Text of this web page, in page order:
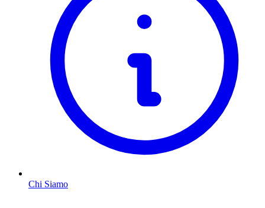
Chi Siamo